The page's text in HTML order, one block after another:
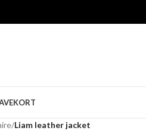
/Liam leather jacket